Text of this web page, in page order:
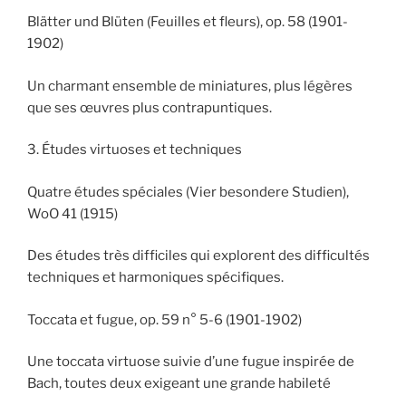
Blätter und Blüten (Feuilles et fleurs), op. 58 (1901-
1902)
Un charmant ensemble de miniatures, plus légères
que ses œuvres plus contrapuntiques.
3. Études virtuoses et techniques
Quatre études spéciales (Vier besondere Studien),
WoO 41 (1915)
Des études très difficiles qui explorent des difficultés
techniques et harmoniques spécifiques.
Toccata et fugue, op. 59 n° 5-6 (1901-1902)
Une toccata virtuose suivie d’une fugue inspirée de
Bach, toutes deux exigeant une grande habileté